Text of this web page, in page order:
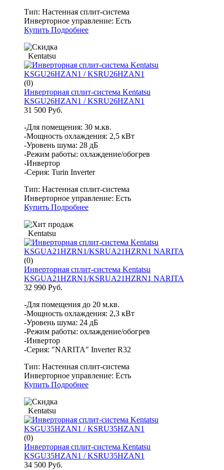
Тип: Настенная сплит-система
Инверторное управление: Есть
Купить Подробнее
Kentatsu
(0)
Инверторная сплит-система Kentatsu
KSGU26HZAN1 / KSRU26HZAN1
31 500 Руб.
-Для помещения: 30 м.кв.
-Мощность охлаждения: 2,5 кВт
-Уровень шума: 28 дБ
-Режим работы: охлаждение/обогрев
-Инвертор
-Серия: Turin Inverter
Тип: Настенная сплит-система
Инверторное управление: Есть
Купить Подробнее
Kentatsu
(0)
Инверторная сплит-система Kentatsu
KSGUA21HZRN1/KSRUA21HZRN1 NARITA
32 990 Руб.
-Для помещения до 20 м.кв.
-Мощность охлаждения: 2,3 кВт
-Уровень шума: 24 дБ
-Режим работы: охлаждение/обогрев
-Инвертор
-Серия: "NARITA" Inverter R32
Тип: Настенная сплит-система
Инверторное управление: Есть
Купить Подробнее
Kentatsu
(0)
Инверторная сплит-система Kentatsu
KSGU35HZAN1 / KSRU35HZAN1
34 500 Руб.